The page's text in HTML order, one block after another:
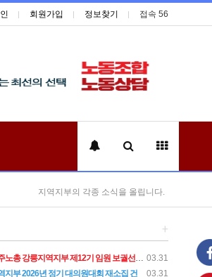
회원가입 정보찾기 접속 56
지역지부의 각종 소식을 올립니다.
+
03.31
강릉지역지부 제12기 임원 보궐선거결과 공고
03.31
지부 2026년 정기 대의원대회 재소집 건